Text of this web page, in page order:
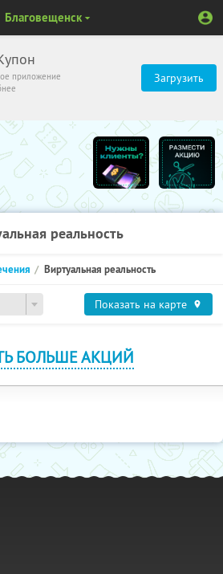
приложение
Загрузить
Благовещенск
реальность
Виртуальная реальность
Показать на карте
БОЛЬШЕ АКЦИЙ